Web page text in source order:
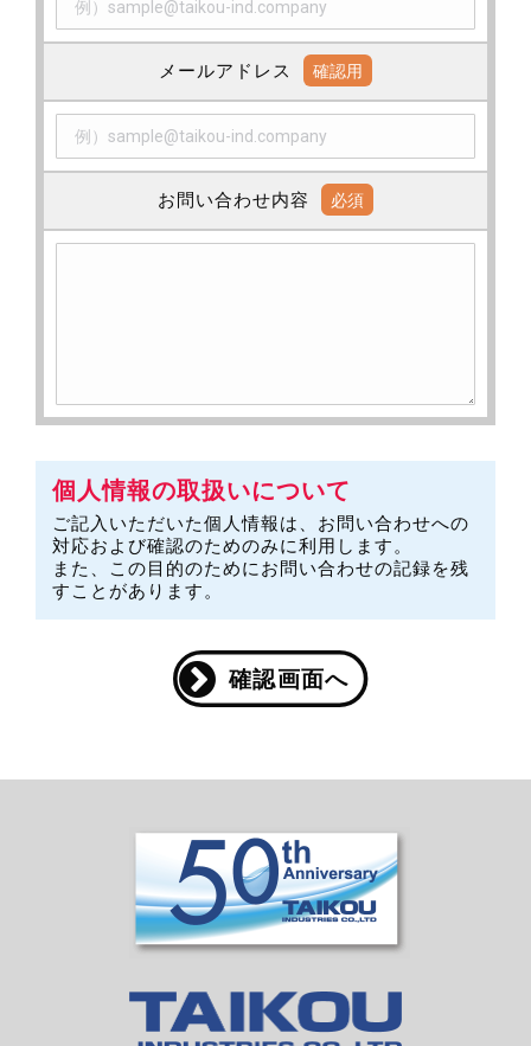
メールアドレス 確認用
お問い合わせ内容 必須
個人情報の取扱いについて
ご記入いただいた個人情報は、お問い合わせへの
対応および確認のためのみに利用します。
また、この目的のためにお問い合わせの記録を残
すことがあります。